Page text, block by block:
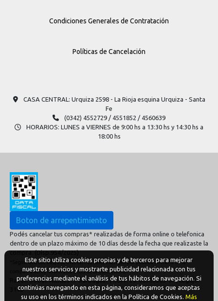
Condiciones Generales de Contratación
Políticas de Cancelación
CASA CENTRAL: Urquiza 2598​ - La Rioja esquina Urquiza - Santa
Fe
(0342) 4552729 / 4551852 / 4560639
HORARIOS: LUNES a VIERNES de 9:00 hs a 13:30 hs y 14:30 hs a
18:00 hs
Boton de arrepentimiento
Podés cancelar tus compras* realizadas de forma online o telefonica
dentro de un plazo máximo de 10 días desde la fecha que realizaste la
compra. (Disp.954/2025)
*Según decreto 809/2024 las tarifas aéreas se rigen por política tarifaria de la
compañía aérea informada antes de la contratación
Razón Social: Alcides H. Barbaglia? | CUIT: 20-06309563-0? | Legajo:
3140
Este sitio utiliza cookies propias y de terceros para mejorar
nuestros servicios y mostrarte publicidad relacionada con tus
preferencias mediante el análisis de tus hábitos de navegación. Si
continúas navegando en esta página, consideramos que aceptas
su uso en los términos indicados en la Política de Cookies. Más